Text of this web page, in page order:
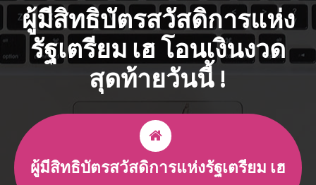
ผู้มีสิทธิบัตรสวัสดิการแห่ง
รัฐเตรียม เฮ โอนเงินงวด
สุดท้ายวันนี้ !
ผู้มีสิทธิบัตรสวัสดิการแห่งรัฐเตรียม เฮ